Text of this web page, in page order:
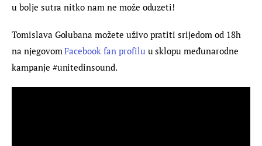
u bolje sutra nitko nam ne može oduzeti!
Tomislava Golubana možete uživo pratiti srijedom od 18h
na njegovom Facebook fan profilu u sklopu međunarodne
kampanje #unitedinsound.